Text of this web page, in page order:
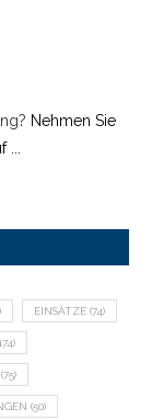
Nehmen Sie
EINSÄTZE (74)
(75)
(50)